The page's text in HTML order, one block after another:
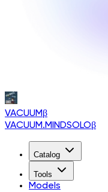
VACUUMβ
VACUUM.MINDSOLOβ
Catalog
Tools
Models